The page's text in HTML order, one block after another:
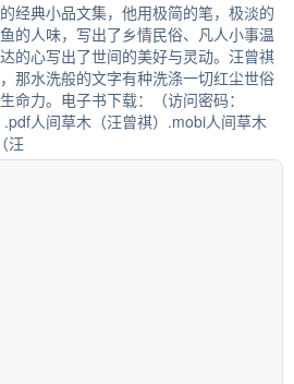
经典小品文集，他用极简的笔，极淡的
的人味，写出了乡情民俗、凡人小事温
的心写出了世间的美好与灵动。汪曾祺
那水洗般的文字有种洗涤一切红尘世俗
命力。电子书下载：（访问密码：
人间草木（汪曾祺）.mobi人间草木
汪